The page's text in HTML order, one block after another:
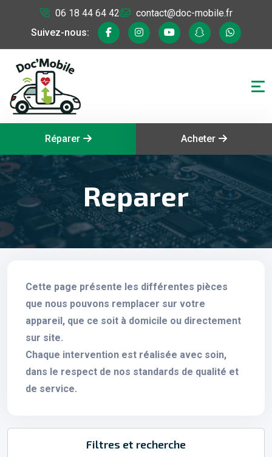
Suivez-nous:
06 18 44 64 42 contact@doc-mobile.fr
Réparer Acheter
Reparer
Cette page présente les différentes pièces
que nous pouvons remplacer sur votre
appareil, que ce soit à domicile ou directement
sur site.
Chaque intervention est réalisée avec soin,
dans le respect de nos standards de qualité et
de service.
Filtres et recherche